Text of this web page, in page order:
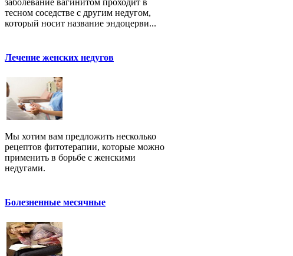
заболевание вагинитом проходит в
тесном соседстве с другим недугом,
который носит название эндоцерви...
Лечение женских недугов
Мы хотим вам предложить несколько
рецептов фитотерапии, которые можно
применить в борьбе с женскими
недугами.
Болезненные месячные